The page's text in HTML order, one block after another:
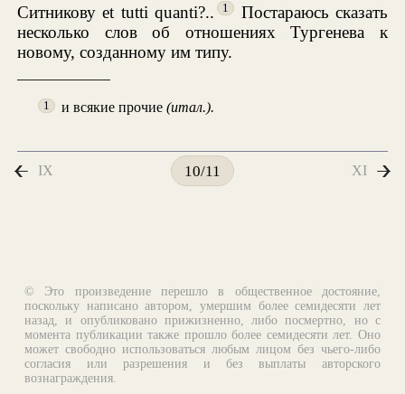
Ситникову et tutti quanti?..
1
Постараюсь сказать
несколько слов об отношениях Тургенева к
новому, созданному им типу.
1 и всякие прочие(итал.).
IX 10/11 XI
© Это произведение перешло в общественное достояние,
поскольку написано автором, умершим более семидесяти лет
назад, и опубликовано прижизненно, либо посмертно, но с
момента публикации также прошло более семидесяти лет. Оно
может свободно использоваться любым лицом без чьего-либо
согласия или разрешения и без выплаты авторского
вознаграждения.